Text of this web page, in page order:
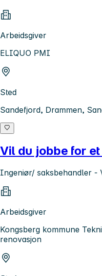
Arbeidsgiver
ELIQUO PMI
Sted
Sandefjord, Drammen,
Vil du jobbe for
Ingeniør/ saksbehandler -
Arbeidsgiver
Kongsberg kommune
renovasjon